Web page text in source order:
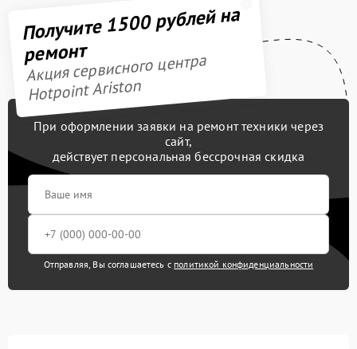
Получите 1500 рублей на
ремонт
Акция сервисного центра
Hotpoint Ariston
При оформлении заявки на ремонт техники через
сайт,
действует персональная бессрочная скидка
Отправляя, Вы соглашаетесь с политикой конфиденциальности